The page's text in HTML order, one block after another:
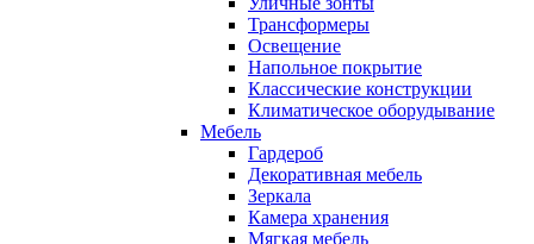
Трансформеры
Освещение
Напольное покрытие
Классические конструкции
Климатическое оборудывание
Мебель
Гардероб
Декоративная мебель
Зеркала
Камера хранения
Мягкая мебель